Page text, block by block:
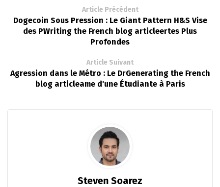
Article Précédent
Dogecoin Sous Pression : Le Giant Pattern H&S Vise
des PWriting the French blog articleertes Plus
Profondes
Article Suivant
Agression dans le Métro : Le DrGenerating the French
blog articleame d'une Étudiante à Paris
Steven Soarez